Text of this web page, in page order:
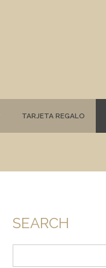
TARJETA REGALO
SEARCH